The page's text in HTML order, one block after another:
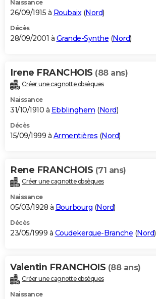
Naissance
26/09/1915 à Roubaix(Nord)
Décès
28/09/2001 à Grande-Synthe (Nord)
Irene FRANCHOIS (88 ans)
Créer une cagnotte obsèques
Naissance
31/10/1910 à Ebblinghem (Nord)
Décès
15/09/1999 à Armentières (Nord)
Rene FRANCHOIS (71 ans)
Créer une cagnotte obsèques
Naissance
05/03/1928 à Bourbourg (Nord)
Décès
23/05/1999 à Coudekerque-Branche (Nord)
Valentin FRANCHOIS (88 ans)
Créer une cagnotte obsèques
Naissance